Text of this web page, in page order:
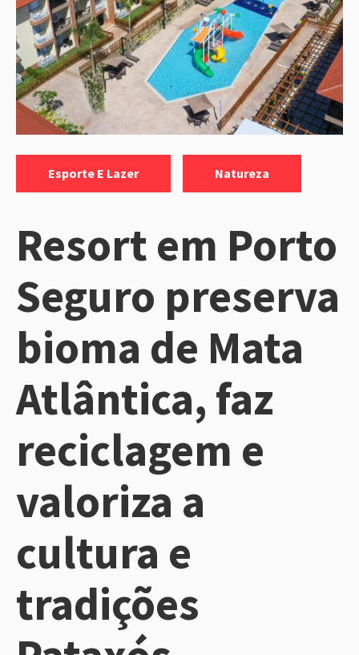
Esporte E Lazer Natureza
Resort em Porto
Seguro preserva
bioma de Mata
Atlântica, faz
reciclagem e
valoriza a
cultura e
tradições